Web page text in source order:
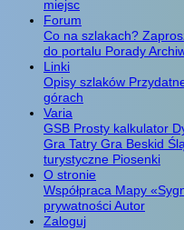
miejsc
Forum
Co na szlakach?
do portalu Porady
Linki
Opisy szlaków
górach
Varia
GSB Prosty kalkulator
Gra Tatry Gra Beskid
turystyczne Piosenki
O stronie
Współpraca Mapy
prywatnościAutor
Zaloguj